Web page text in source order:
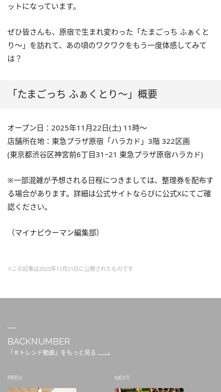
ットになっています。
ぜひ皆さんも、原宿で生まれ変わった「たまごっち ふぁくと
り～」を訪れて、あの頃のワクワクをもう一度体感してみて
は？
「たまごっち ふぁくとり～」概要
オープン日：2025年11月22日(土) 11時～
店舗所在地：東急プラザ原宿「ハラカド」3階 322区画
(東京都渋谷区神宮前6丁目31−21 東急プラザ原宿ハラカド)
※一部混雑が予想される日程につきましては、整理券を配布す
る場合があります。詳細は公式サイトならびに公式Xにてご確
認ください。
（マイナビウーマン編集部）
※この記事は2025年11月21日に公開されたものです
BACKNUMBER
「＃トレンド動画」をもっと見る
PREV NEXT